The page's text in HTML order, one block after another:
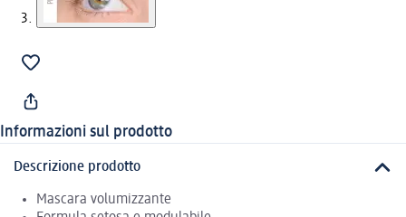
Informazioni sul prodotto
Descrizione prodotto
Mascara volumizzante